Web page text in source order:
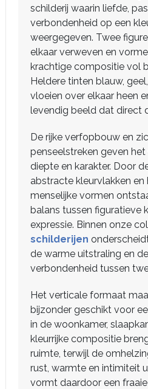
schilderij waarin liefde,
verbondenheid op een
weergegeven. Twee
elkaar verweven en
krachtige compositie vol
Heldere tinten blauw,
vloeien over elkaar heen
levendig beeld dat direct
De rijke verfopbouw en
penseelstreken geven het
diepte en karakter. Door
abstracte kleurvlakken en
menselijke vormen
balans tussen figuratieve
expressie. Binnen onze
schilderijen
de warme uitstraling en
verbondenheid tussen
Het verticale formaat
bijzonder geschikt voor
in de woonkamer,
kleurrijke compositie
ruimte, terwijl de
rust, warmte en intimiteit
vormt daardoor een